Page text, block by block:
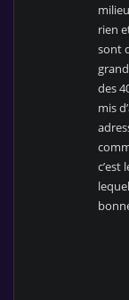
rien
sont
des
mis
c’est